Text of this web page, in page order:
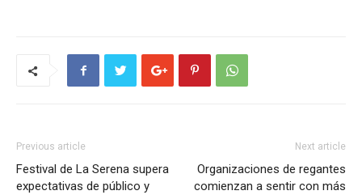
Previous article
Festival de La Serena supera
expectativas de público y
Next article
Organizaciones de regantes
comienzan a sentir con más